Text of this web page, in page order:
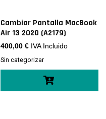
Cambiar Pantalla MacBook
Air 13 2020 (A2179)
400,00 € IVA Incluido
Sin categorizar